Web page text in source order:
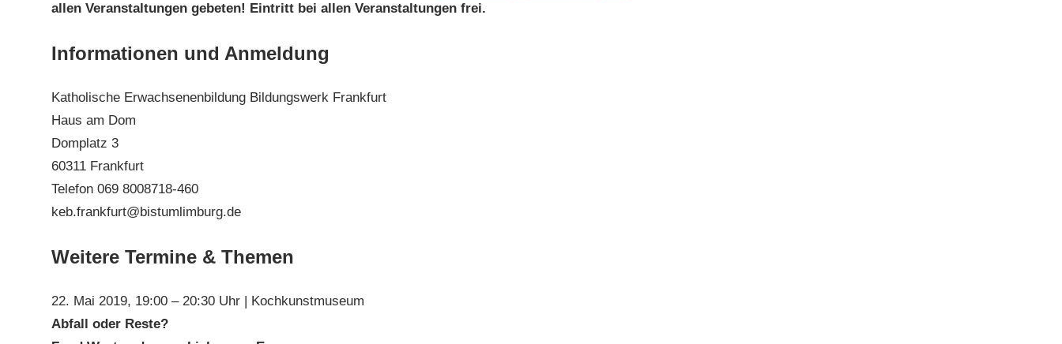
allen Veranstaltungen gebeten! Eintritt bei allen Veranstaltungen frei.
Informationen und Anmeldung
Katholische Erwachsenenbildung Bildungswerk Frankfurt
Haus am Dom
Domplatz 3
60311 Frankfurt
Telefon 069 8008718-460
keb.frankfurt@bistumlimburg.de
Weitere Termine & Themen
22. Mai 2019, 19:00 – 20:30 Uhr | Kochkunstmuseum
Abfall oder Reste?